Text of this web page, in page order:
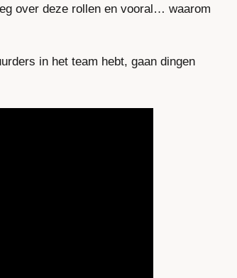
over deze rollen en vooral… waarom
in het team hebt, gaan dingen